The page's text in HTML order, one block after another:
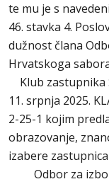
te mu je s
46. stavka 4.
dužnost člana
Hrvatskoga
Klub zastupnika
11. srpnja 2025.
2-25-1 kojim
obrazovanje,
izabere
Odbor za izbor,